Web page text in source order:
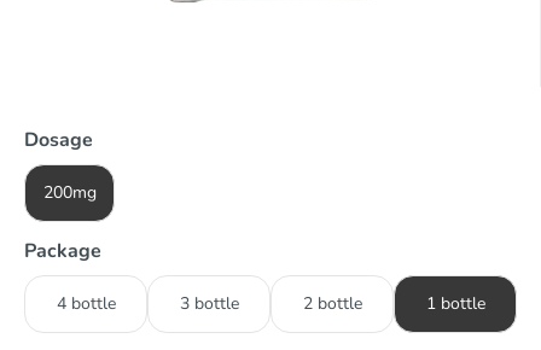
Dosage
200mg
Package
4 bottle 3 bottle 2 bottle 1 bottle